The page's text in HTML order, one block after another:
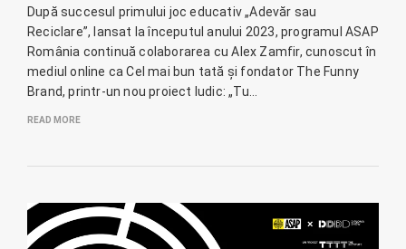
După succesul primului joc educativ „Adevăr sau
Reciclare”, lansat la începutul anului 2023, programul ASAP
România continuă colaborarea cu Alex Zamfir, cunoscut în
mediul online ca Cel mai bun tată și fondator The Funny
Brand, printr-un nou proiect ludic: „Tu…
READ MORE